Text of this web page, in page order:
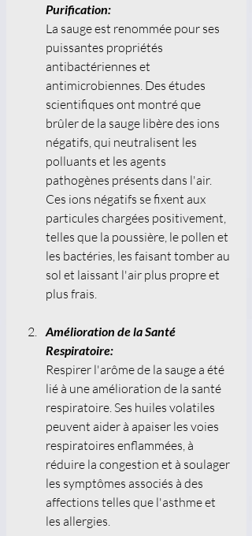
Purification:
La sauge est renommée pour ses
puissantes propriétés
antibactériennes et
antimicrobiennes. Des études
scientifiques ont montré que
brûler de la sauge libère des ions
négatifs, qui neutralisent les
polluants et les agents
pathogènes présents dans l'air.
Ces ions négatifs se fixent aux
particules chargées positivement,
telles que la poussière, le pollen et
les bactéries, les faisant tomber au
sol et laissant l'air plus propre et
plus frais.
Amélioration de la Santé
Respiratoire:
Respirer l'arôme de la sauge a été
lié à une amélioration de la santé
respiratoire. Ses huiles volatiles
peuvent aider à apaiser les voies
respiratoires enflammées, à
réduire la congestion et à soulager
les symptômes associés à des
affections telles que l'asthme et
les allergies.